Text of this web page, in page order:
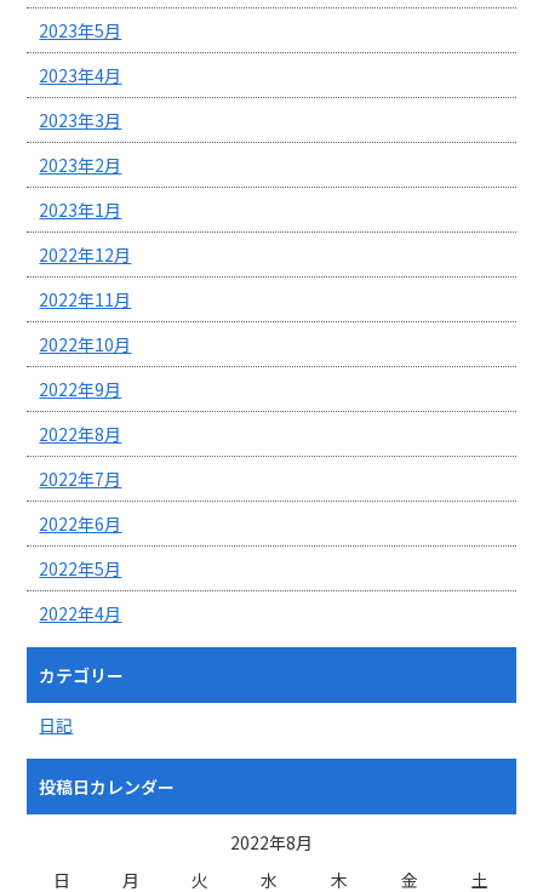
2023年5月
2023年4月
2023年3月
2023年2月
2023年1月
2022年12月
2022年11月
2022年10月
2022年9月
2022年8月
2022年7月
2022年6月
2022年5月
2022年4月
カテゴリー
日記
投稿日カレンダー
2022年8月
日
月 火 水 木 金 土